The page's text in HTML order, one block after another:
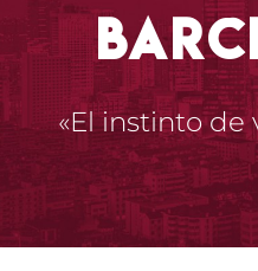
«El instinto de